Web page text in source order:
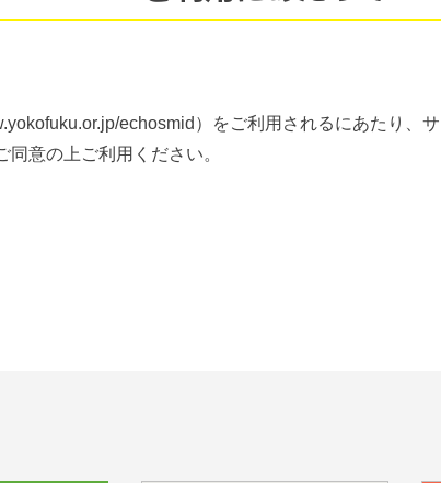
echosmid）をご利用されるにあたり、
意の上ご利用ください。